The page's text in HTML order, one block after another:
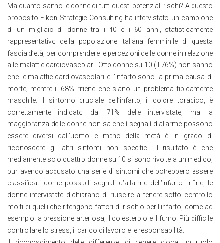
Ma quanto sanno le donne di tutti questi potenziali rischi? A questo
proposito Eikon Strategic Consulting ha intervistato un campione
di un migliaio di donne tra i 40 e i 60 anni, statisticamente
rappresentativo della popolazione italiana femminile di questa
fascia d’età, per comprendere le percezioni delle donne in relazione
alle malattie cardiovascolari. Otto donne su 10 (il 76%) non sanno
che le malattie cardiovascolari e l’infarto sono la prima causa di
morte, mentre il 68% ritiene che siano un problema tipicamente
maschile. Il sintomo cruciale dell’infarto, il dolore toracico, è
correttamente indicato dal 71% delle intervistate, ma la
maggioranza delle donne non sa che i segnali d’allarme possono
essere diversi dall’uomo e meno della metà è in grado di
riconoscere gli altri sintomi non specifici. Il risultato è che
mediamente solo quattro donne su 10 si sono rivolte a un medico,
pur avendo accusato una serie di sintomi che potrebbero essere
classificati come possibili segnali d’allarme dell’infarto. Infine, le
donne intervistate dichiarano di riuscire a tenere sotto controllo
molti di quelli che ritengono fattori di rischio per l’infarto, come ad
esempio la pressione arteriosa, il colesterolo e il fumo. Più difficile
controllare lo stress, il carico di lavoro e le responsabilità.